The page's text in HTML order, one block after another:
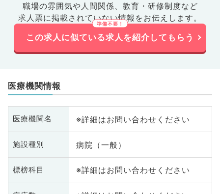
職場の雰囲気や人間関係、 教育・研修制度など
求人票に掲載されていない情報をお伝えします。
この求人に似ている求人を紹介してもらう
医療機関情報
医療機関名 ※詳細はお問い合わせください
施設種別 病院（一般）
標榜科目 ※詳細はお問い合わせください